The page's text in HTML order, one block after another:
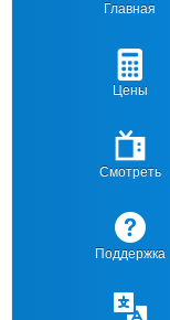
Главная
Цены
Смотреть
Поддержка